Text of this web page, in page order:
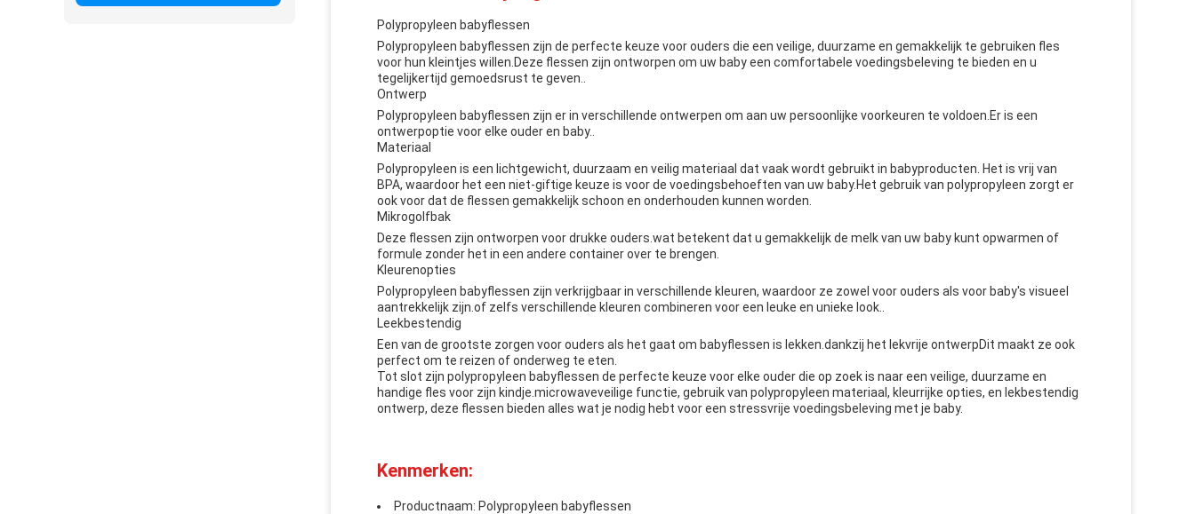
Polypropyleen babyflessen
Polypropyleen babyflessen zijn de perfecte keuze voor ouders die een veilige, duurzame en gemakkelijk te gebruiken fles
voor hun kleintjes willen.Deze flessen zijn ontworpen om uw baby een comfortabele voedingsbeleving te bieden en u
tegelijkertijd gemoedsrust te geven..
Ontwerp
Polypropyleen babyflessen zijn er in verschillende ontwerpen om aan uw persoonlijke voorkeuren te voldoen.Er is een
ontwerpoptie voor elke ouder en baby..
Materiaal
Polypropyleen is een lichtgewicht, duurzaam en veilig materiaal dat vaak wordt gebruikt in babyproducten. Het is vrij van
BPA, waardoor het een niet-giftige keuze is voor de voedingsbehoeften van uw baby.Het gebruik van polypropyleen zorgt er
ook voor dat de flessen gemakkelijk schoon en onderhouden kunnen worden.
Mikrogolfbak
Deze flessen zijn ontworpen voor drukke ouders.wat betekent dat u gemakkelijk de melk van uw baby kunt opwarmen of
formule zonder het in een andere container over te brengen.
Kleurenopties
Polypropyleen babyflessen zijn verkrijgbaar in verschillende kleuren, waardoor ze zowel voor ouders als voor baby's visueel
aantrekkelijk zijn.of zelfs verschillende kleuren combineren voor een leuke en unieke look..
Leekbestendig
Een van de grootste zorgen voor ouders als het gaat om babyflessen is lekken.dankzij het lekvrije ontwerpDit maakt ze ook
perfect om te reizen of onderweg te eten.
Tot slot zijn polypropyleen babyflessen de perfecte keuze voor elke ouder die op zoek is naar een veilige, duurzame en
handige fles voor zijn kindje.microwaveveilige functie, gebruik van polypropyleen materiaal, kleurrijke opties, en lekbestendig
ontwerp, deze flessen bieden alles wat je nodig hebt voor een stressvrije voedingsbeleving met je baby.
Kenmerken:
Productnaam: Polypropyleen babyflessen